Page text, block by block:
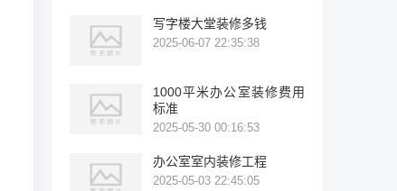
写字楼大堂装修多钱
2025-06-07 22:35:38
1000平米办公室装修费用
标准
2025-05-30 00:16:53
办公室室内装修工程
2025-05-03 22:45:05